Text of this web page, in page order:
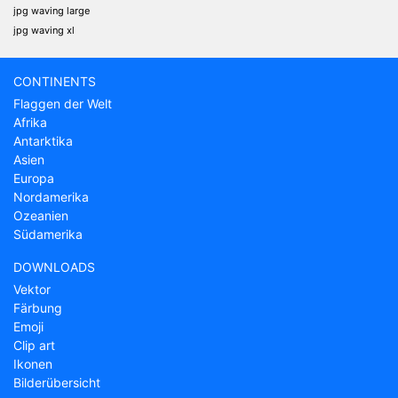
jpg waving large
jpg waving xl
CONTINENTS
Flaggen der Welt
Afrika
Antarktika
Asien
Europa
Nordamerika
Ozeanien
Südamerika
DOWNLOADS
Vektor
Färbung
Emoji
Clip art
Ikonen
Bilderübersicht